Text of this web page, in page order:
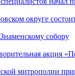
округе
собору
акция
митрополии